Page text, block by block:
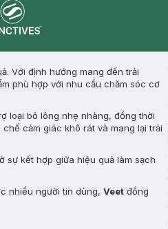
Với định hướng mang đến trải
phù hợp với nhu cầu chăm sóc cơ
loại bỏ lông nhẹ nhàng, đồng thời
cảm giác khô rát và mang lại trải
sự kết hợp giữa hiệu quả làm sạch
nhiều người tin dùng, Veet đồng